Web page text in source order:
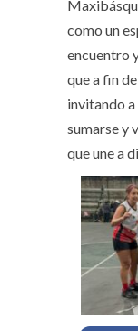
como un
encuentro
que a fin
invitando a
sumarse y
que une a